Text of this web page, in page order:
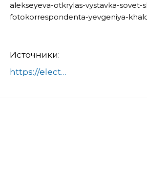
alekseyeva-otkrylas-vystavka-sovet-
fotokorrespondenta-yevgeniya-
Источники:
https://electrostal.ru/novosti/novosti-goroda/v-istoriko-khudozhestvennom-muzeye-im-i-i-alekseyeva-otkrylas-vystavka-sovet-skogo-fotokorrespondenta-yevgeniya-khaldeya/